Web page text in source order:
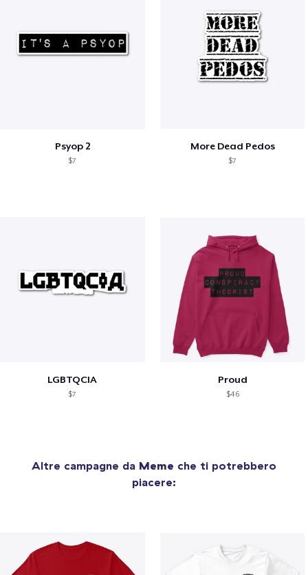
Psyop 2
$7
More Dead Pedos
$7
LGBTQCIA
$7
Proud
$46
Altre campagne da Meme che ti potrebbero
piacere: